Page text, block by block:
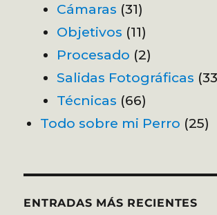
Cámaras (31)
Objetivos (11)
Procesado (2)
Salidas Fotográficas
Técnicas (66)
Todo sobre mi Perro (25)
ENTRADAS MÁS RECIENTES